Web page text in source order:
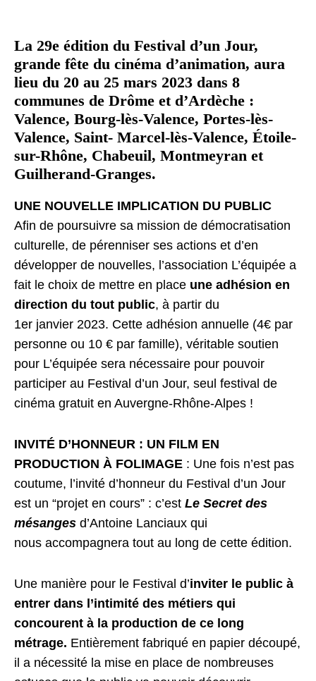
La 29e édition du Festival d’un Jour,
grande fête du cinéma d’animation, aura
lieu du 20 au 25 mars 2023 dans 8
communes de Drôme et d’Ardèche :
Valence, Bourg-lès-Valence, Portes-lès-
Valence, Saint- Marcel-lès-Valence, Étoile-
sur-Rhône, Chabeuil, Montmeyran et
Guilherand-Granges.
UNE NOUVELLE IMPLICATION DU PUBLIC
Afin de poursuivre sa mission de démocratisation
culturelle, de pérenniser ses actions et d’en
développer de nouvelles, l’association L’équipée a
fait le choix de mettre en place une adhésion en
direction du tout public, à partir du
1er janvier 2023. Cette adhésion annuelle (4€ par
personne ou 10 € par famille), véritable soutien
pour L’équipée sera nécessaire pour pouvoir
participer au Festival d’un Jour, seul festival de
cinéma gratuit en Auvergne-Rhône-Alpes !
INVITÉ D’HONNEUR : UN FILM EN
PRODUCTION À FOLIMAGE : Une fois n’est pas
coutume, l’invité d’honneur du Festival d’un Jour
est un “projet en cours” : c’estLe Secret des
mésangesd’Antoine Lanciaux qui
nous accompagnera tout au long de cette édition.
Une manière pour le Festival d’inviter le public à
entrer dans l’intimité des métiers qui
concourent à la production de ce long
métrage. Entièrement fabriqué en papier découpé,
il a nécessité la mise en place de nombreuses